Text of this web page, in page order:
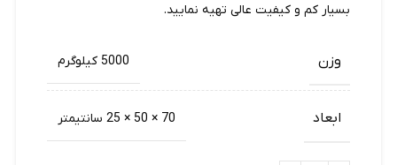
بسیار کم و کیفیت عالی تهیه نمایید.
وزن 5000 کیلوگرم
ابعاد 70 × 50 × 25 سانتیمتر